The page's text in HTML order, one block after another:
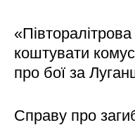
коштувати
про бої за
Справу про